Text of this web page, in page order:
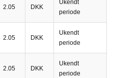
2.05 DKK
Ukendt
periode
2.05 DKK
Ukendt
periode
2.05 DKK
Ukendt
periode